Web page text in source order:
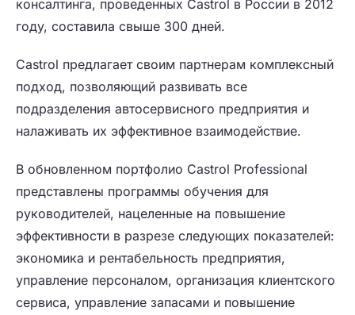
консалтинга, проведенных Castrol в России в 2012
году, составила свыше 300 дней.
Castrol предлагает своим партнерам комплексный
подход, позволяющий развивать все
подразделения автосервисного предприятия и
налаживать их эффективное взаимодействие.
В обновленном портфолио Castrol Professional
представлены программы обучения для
руководителей, нацеленные на повышение
эффективности в разрезе следующих показателей:
экономика и рентабельность предприятия,
управление персоналом, организация клиентского
сервиса, управление запасами и повышение